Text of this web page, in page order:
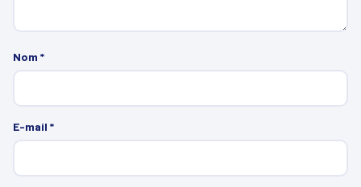
Nom *
E-mail *